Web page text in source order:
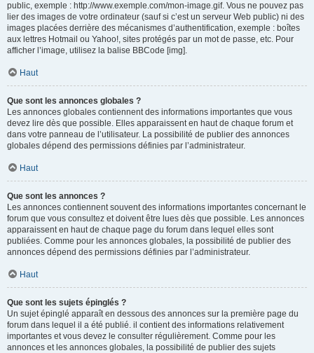
public, exemple : http://www.exemple.com/mon-image.gif. Vous ne pouvez pas
lier des images de votre ordinateur (sauf si c’est un serveur Web public) ni des
images placées derrière des mécanismes d’authentification, exemple : boîtes
aux lettres Hotmail ou Yahoo!, sites protégés par un mot de passe, etc. Pour
afficher l’image, utilisez la balise BBCode [img].
Haut
Que sont les annonces globales ?
Les annonces globales contiennent des informations importantes que vous
devez lire dès que possible. Elles apparaissent en haut de chaque forum et
dans votre panneau de l’utilisateur. La possibilité de publier des annonces
globales dépend des permissions définies par l’administrateur.
Haut
Que sont les annonces ?
Les annonces contiennent souvent des informations importantes concernant le
forum que vous consultez et doivent être lues dès que possible. Les annonces
apparaissent en haut de chaque page du forum dans lequel elles sont
publiées. Comme pour les annonces globales, la possibilité de publier des
annonces dépend des permissions définies par l’administrateur.
Haut
Que sont les sujets épinglés ?
Un sujet épinglé apparaît en dessous des annonces sur la première page du
forum dans lequel il a été publié. il contient des informations relativement
importantes et vous devez le consulter régulièrement. Comme pour les
annonces et les annonces globales, la possibilité de publier des sujets